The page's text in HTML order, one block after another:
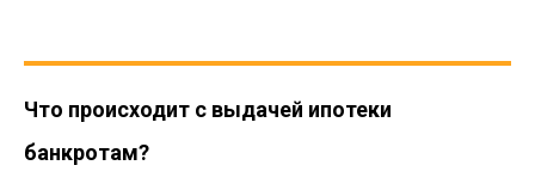
Что происходит с выдачей ипотеки
банкротам?